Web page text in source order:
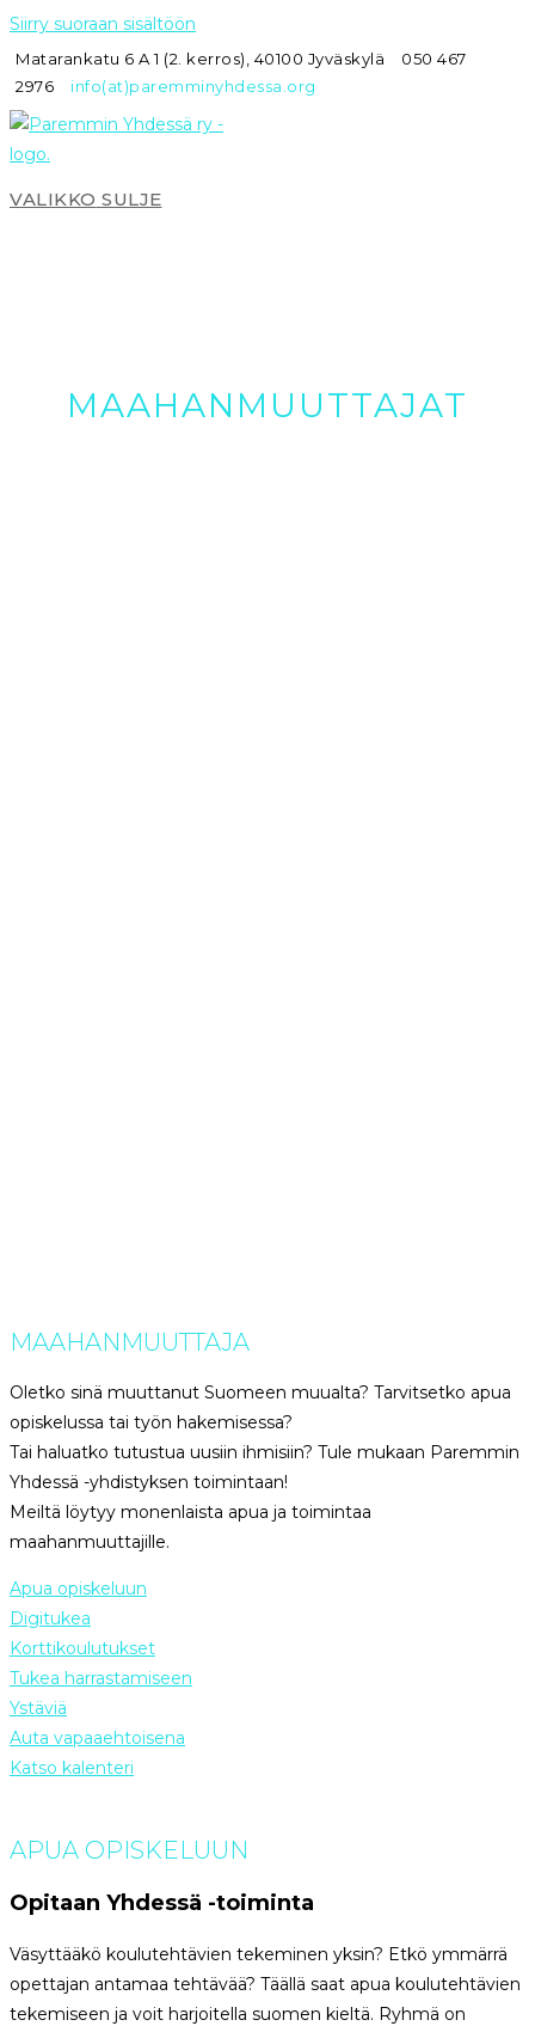
Siirry suoraan sisältöön
Matarankatu 6 A 1 (2. kerros), 40100 Jyväskylä
050 467
2976
info(at)paremminyhdessa.org
VALIKKO SULJE
MAAHAN­MUUTTAJAT
MAAHANMUUTTAJA
Oletko sinä muuttanut Suomeen muualta? Tarvitsetko apua
opiskelussa tai työn hakemisessa?
Tai haluatko tutustua uusiin ihmisiin? Tule mukaan Paremmin
Yhdessä -yhdistyksen toimintaan!
Meiltä löytyy monenlaista apua ja toimintaa
maahanmuuttajille.
Apua opiskeluun
Digitukea
Korttikoulutukset
Tukea harrastamiseen
Ystäviä
Auta vapaaehtoisena
Katso kalenteri
APUA OPISKELUUN
Opitaan Yhdessä -toiminta
Väsyttääkö koulutehtävien tekeminen yksin? Etkö ymmärrä
opettajan antamaa tehtävää? Täällä saat apua koulutehtävien
tekemiseen ja voit harjoitella suomen kieltä. Ryhmä on